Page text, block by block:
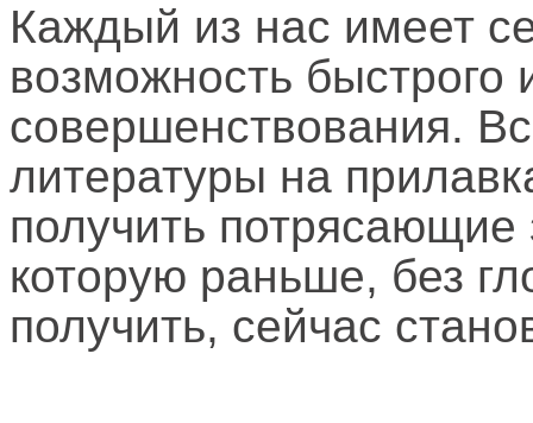
Каждый из нас имеет
возможность быстрого
совершенствования.
литературы на
получить
которую раньше, без
получить, сейчас